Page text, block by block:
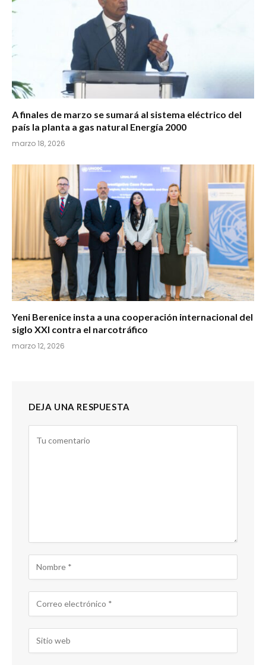
A finales de marzo se sumará al sistema eléctrico del
país la planta a gas natural Energía 2000
marzo 18, 2026
Yeni Berenice insta a una cooperación internacional del
siglo XXI contra el narcotráfico
marzo 12, 2026
DEJA UNA RESPUESTA